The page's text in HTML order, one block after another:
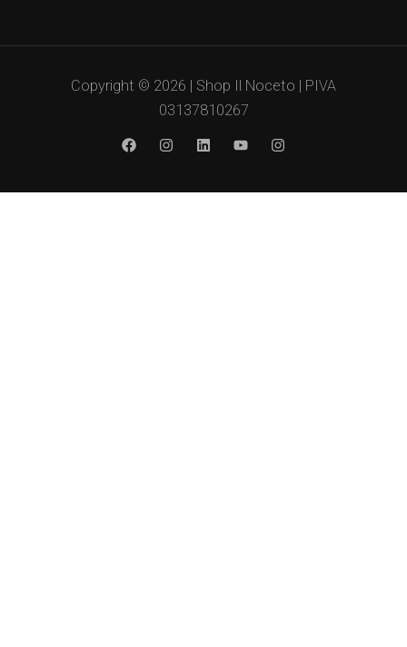
Copyright © 2026 | Shop Il Noceto | PIVA
03137810267